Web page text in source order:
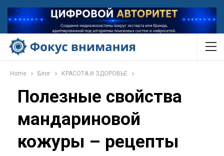
Home Блог КРАСОТА И ЗДОРОВЬЕ
Полезные свойства
мандариновой
кожуры – рецепты